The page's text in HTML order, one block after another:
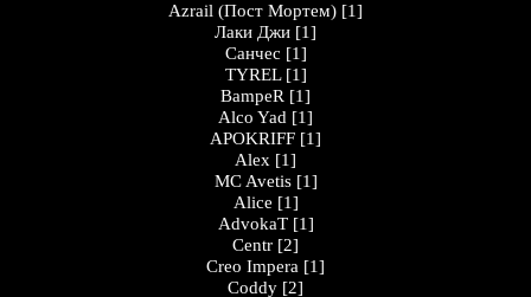
Azrail (Пост Мортем) [1]
Лаки Джи [1]
Санчес [1]
TYREL [1]
BampeR [1]
Alco Yad [1]
APOKRIFF [1]
Alex [1]
MC Avetis [1]
Alice [1]
AdvokaT [1]
Centr [2]
Creo Impera [1]
Coddy [2]